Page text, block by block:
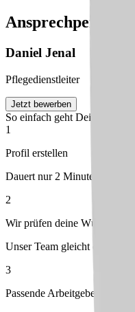
Ansprechperson
Daniel Jenal
Pflegedienstleiter
Jetzt bewerben
So einfach geht Deine
1
Profil erstellen
Dauert nur 2 Minuten –
2
Wir prüfen deine Wünsche
Unser Team gleicht dein
3
Passende Arbeitgeber melden